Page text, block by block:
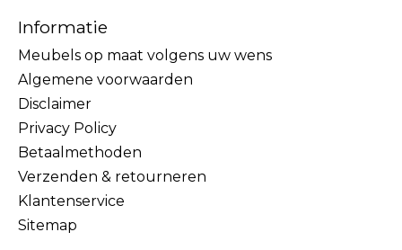
Informatie
Meubels op maat volgens uw wens
Algemene voorwaarden
Disclaimer
Privacy Policy
Betaalmethoden
Verzenden & retourneren
Klantenservice
Sitemap